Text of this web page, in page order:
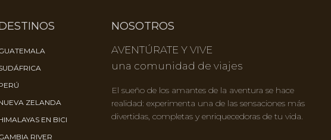
ZELANDA
EN BICI
RIVER
NOSOTROS
AVENTÚRATE Y VIVE
una comunidad de viajes
El sueño de los amantes de la aventura se hace
realidad: experimenta una de las sensaciones más
divertidas, completas y enriquecedoras de tu vida.